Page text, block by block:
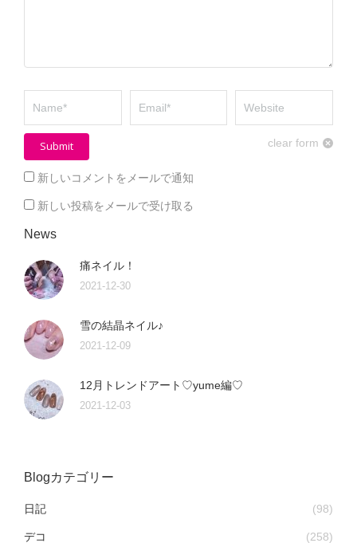
clear form
Submit
新しいコメントをメールで通知
新しい投稿をメールで受け取る
News
痛ネイル！
2021-12-30
雪の結晶ネイル♪
2021-12-09
12月トレンドアート♡yume編♡
2021-12-03
Blogカテゴリー
日記 (98)
デコ (258)